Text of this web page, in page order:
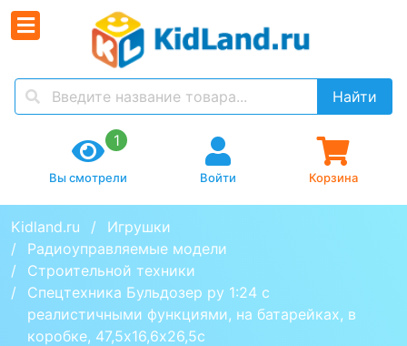
Найти
1
Вы смотрели Войти Корзина
Kidland.ru
Игрушки
Радиоуправляемые модели
Строительной техники
Спецтехника Бульдозер ру 1:24 с
реалистичными функциями, на батарейках, в
коробке, 47,5х16,6х26,5с